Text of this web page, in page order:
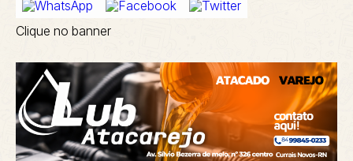
Clique no banner